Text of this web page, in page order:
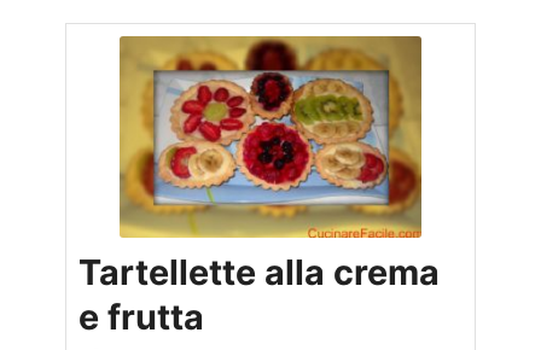
Tartellette alla crema
e frutta